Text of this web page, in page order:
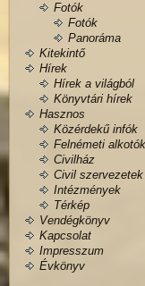
Fotók
Fotók
Panoráma
Kitekintő
Hírek
Hírek a világból
Könyvtári hírek
Hasznos
Közérdekű infók
Felnémeti alkotók
Civilház
Civil szervezetek
Intézmények
Térkép
Vendégkönyv
Kapcsolat
Impresszum
Évkönyv